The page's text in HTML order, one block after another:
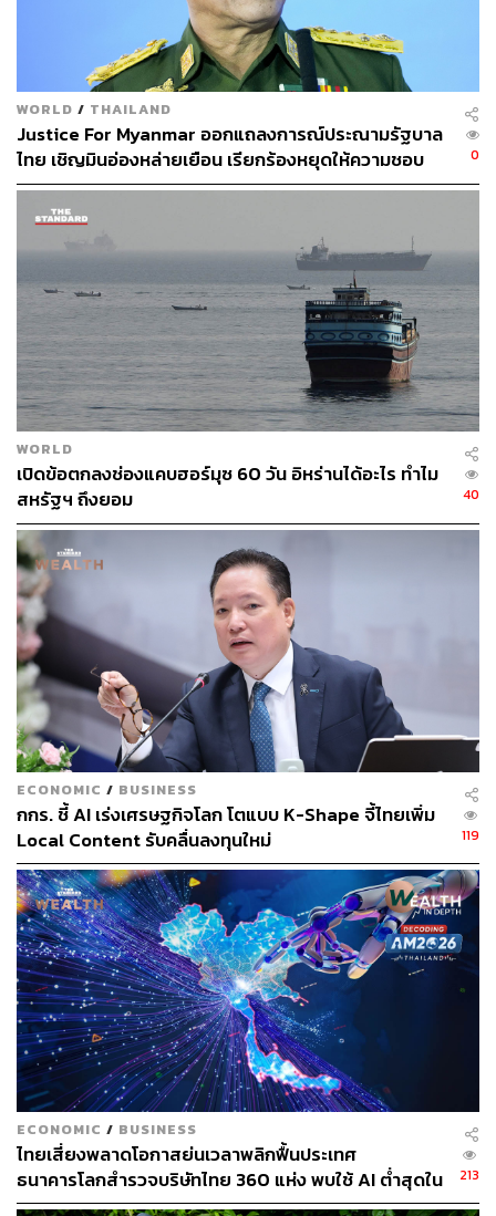
ในส่วนของการเยือนเนเธอร์แลนด์ของคณะผู้แทนสหรัฐฯ
คาดว่าจะเกิดขึ้นหลังจากที่คณะรัฐมนตรีชุดใหม่ของ
เนเธอร์แลนด์สาบานตนในเดือนกรกฎาคม โดย Reinette
Klever จากพรรค Freedom Party ซึ่งเป็นพรรคขวาจัดของ
Geert Wilders จะรับตำแหน่งรัฐมนตรีกระทรวงความช่วย
เหลือเพื่อการพัฒนาการค้าต่างประเทศ ซึ่งมีหน้าที่ดูแล
นโยบายควบคุมการส่งออกของประเทศ
ญี่ปุ่น-เนเธอร์แลนด์ ยังประวิงเวลา
อย่างไรก็ตาม แหล่งข่าววงในระบุว่า ทางรัฐบาล
เนเธอร์แลนด์และรัฐบาลญี่ปุ่นต่างต่อต้านกับแรงกดดันของ
สหรัฐฯ ที่อยากให้เพิ่มความเข้มงวดของกฎระเบียบในเร็ววัน
โดยทั้งสองประเทศต้องการเวลามากขึ้นในการประเมินผลก
ระทบของการห้ามส่งออกอุปกรณ์การผลิตชิประดับไฮเอนด์
ในปัจจุบัน รวมถึงรอผลการเลือกตั้งประธานาธิบดีสหรัฐฯ ที่
จะมีขึ้นในเดือนพฤศจิกายน เพื่อดูว่าสหรัฐฯ จะปรับเปลี่ยน
นโยบายหรือกฎระเบียบใหม่หรือไม่
ทั้งนี้ ภายใต้กฎระเบียบของรัฐบาลประธานาธิบดีโจ ไบเดนใน
ปัจจุบัน บริษัทจีนไม่สามารถซื้อชิป AI ที่ทันสมัยที่สุดจาก
NVIDIA ได้อีกต่อไป เช่นเดียวกันกับบริษัท Hynix, Samsung
และ Micron ของเกาหลีใต้ที่ได้หยุดจัดหาชิปให้กับ Huawei
หลังจากที่สหรัฐฯ เข้มงวดการคว่ำบาตรบริษัทจีนในปี 2020
แล้วเช่นกัน กระนั้นก็มีรายงานว่า ข้อจำกัดที่เกิดขึ้นได้ผลัก
ดันให้บริษัทเทคโนโลยีชั้นนำของจีนอย่าง Huawei กำลังเร่ง
พัฒนาเทคโนโลยี AI ของตัวเองที่เรียกว่า Ascend แต่ใน
ระหว่างการพัฒนานี้ก็ยังไม่มีความชัดเจนว่าบริษัทใดกำลัง
จัดหาชิปหน่วยความจำขั้นสูงให้กับ Huawei
อ้างอิง:
https://www.bloomberg.com/news/articles/2024-06-1
8/us-to-seek-curbs-on-asml-tokyo-electron-support-fo
r-china-s-ai-memory-chips
สามารถติดตาม THE STANDARD WEALTH
ผ่านแอปพลิเคชันต่างๆ ที่คุณสะดวกหรือใช้งานอยู่แล้วได้เลย
WORLD / THAILAND
Justice For Myanmar ออกแถลงการณ์ประณามรัฐบาล
ไทย เชิญมินอ่องหล่ายเยือน เรียกร้องหยุดให้ความชอบ
ธรรมรัฐบาลทหาร
0
WORLD
เปิดข้อตกลงช่องแคบฮอร์มุซ 60 วัน อิหร่านได้อะไร ทำไม
สหรัฐฯ ถึงยอม
40
ECONOMIC / BUSINESS
กกร. ชี้ AI เร่งเศรษฐกิจโลก โตแบบ K-Shape จี้ไทยเพิ่ม
Local Content รับคลื่นลงทุนใหม่
119
ECONOMIC / BUSINESS
ไทยเสี่ยงพลาดโอกาสย่นเวลาพลิกฟื้นประเทศ
ธนาคารโลกสำรวจบริษัทไทย 360 แห่ง พบใช้ AI ต่ำสุดใน
กลุ่ม ตามหลังเคนยาและไนจีเรียเกือบ 4 เท่า
213